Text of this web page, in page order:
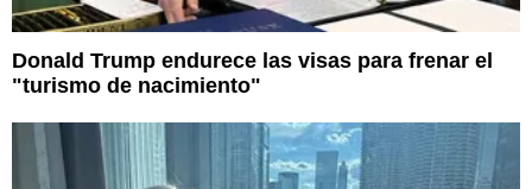
Donald Trump endurece las visas para frenar el
"turismo de nacimiento"